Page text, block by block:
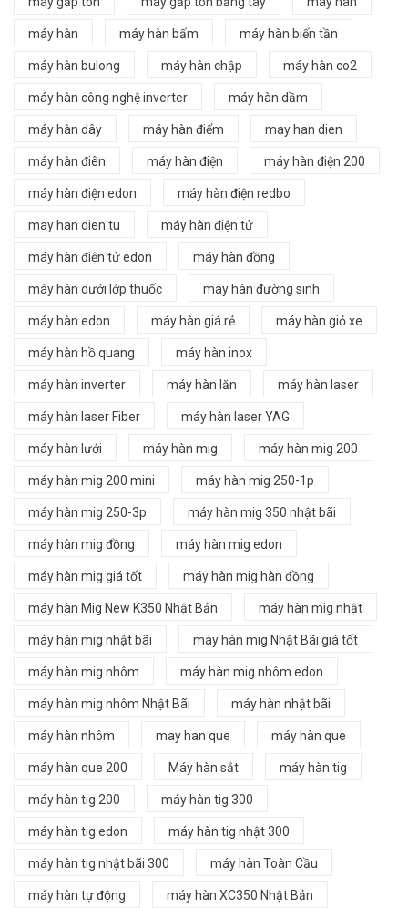
máy hàn máy hàn bấm máy hàn biến tần
máy hàn bulong máy hàn chập máy hàn co2
máy hàn công nghệ inverter máy hàn dầm
máy hàn dây máy hàn điểm may han dien
máy hàn điên máy hàn điện máy hàn điện 200
máy hàn điện edon máy hàn điện redbo
may han dien tu máy hàn điện tử
máy hàn điện tử edon máy hàn đồng
máy hàn dưới lớp thuốc máy hàn đường sinh
máy hàn edon máy hàn giá rẻ máy hàn giỏ xe
máy hàn hồ quang máy hàn inox
máy hàn inverter máy hàn lăn máy hàn laser
máy hàn laser Fiber máy hàn laser YAG
máy hàn lưới máy hàn mig máy hàn mig 200
máy hàn mig 200 mini máy hàn mig 250-1p
máy hàn mig 250-3p máy hàn mig 350 nhật bãi
máy hàn mig đồng máy hàn mig edon
máy hàn mig giá tốt máy hàn mig hàn đồng
máy hàn Mig New K350 Nhật Bản máy hàn mig nhật
máy hàn mig nhật bãi máy hàn mig Nhật Bãi giá tốt
máy hàn mig nhôm máy hàn mig nhôm edon
máy hàn mig nhôm Nhật Bãi máy hàn nhật bãi
máy hàn nhôm may han que máy hàn que
máy hàn que 200 Máy hàn sắt máy hàn tig
máy hàn tig 200 máy hàn tig 300
máy hàn tig edon máy hàn tig nhật 300
máy hàn tig nhật bãi 300 máy hàn Toàn Cầu
máy hàn tự động máy hàn XC350 Nhật Bản